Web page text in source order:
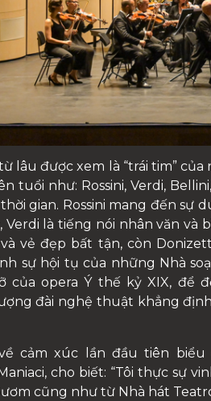
lâu được xem là “trái tim”
tuổi như: Rossini, Verdi,
gian. Rossini mang đến sự
Verdi là tiếng nói nhân văn và
vẻ đẹp bất tận, còn
sự hội tụ của những Nhà
của opera Ý thế kỷ XIX, để
đài nghệ thuật khẳng
cảm xúc lần đầu tiên
cho biết: “Tôi thực sự
cũng như từ Nhà hát